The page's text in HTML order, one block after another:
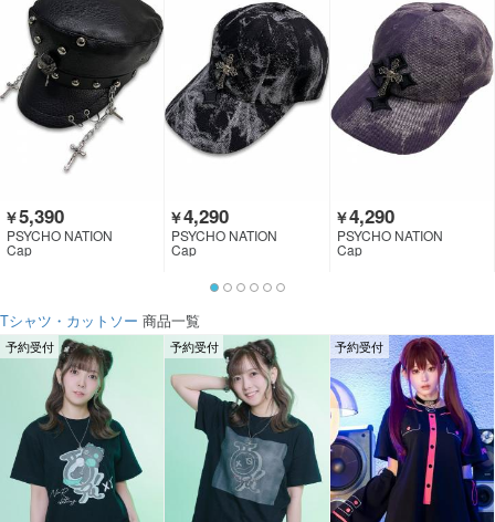
￥5,390
PSYCHO NATION
Cap
￥4,290
PSYCHO NATION
Cap
￥4,290
PSYCHO NATION
Cap
Tシャツ・カットソー 商品一覧
予約受付 予約受付 予約受付